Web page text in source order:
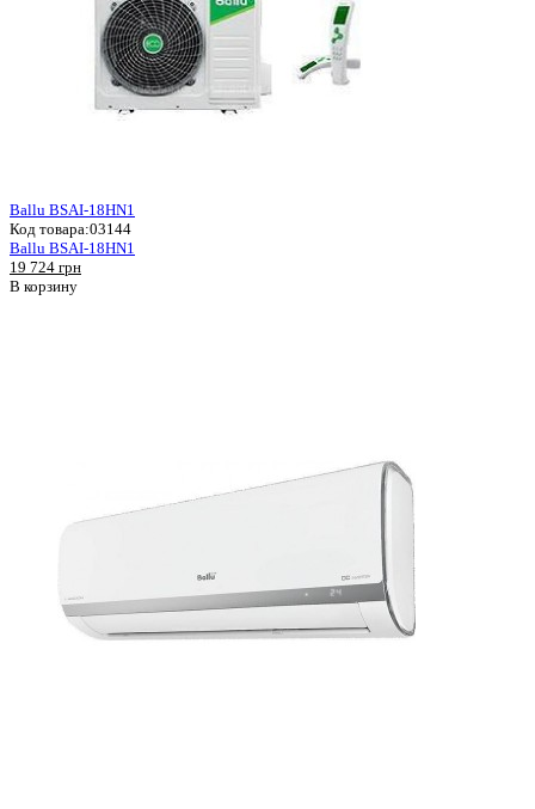
Ballu BSAI-18HN1
Код товара:03144
Ballu BSAI-18HN1
19 724 грн
В корзину